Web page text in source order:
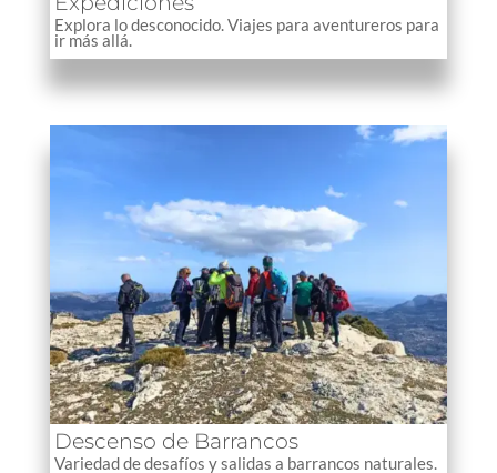
Explora lo desconocido. Viajes para aventureros para
ir más allá.
Descenso de Barrancos
Variedad de desafíos y salidas a barrancos naturales.